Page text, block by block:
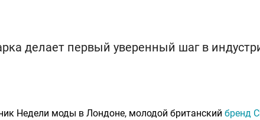
делает первый уверенный шаг в
Недели моды в Лондоне, молодой британский бренд